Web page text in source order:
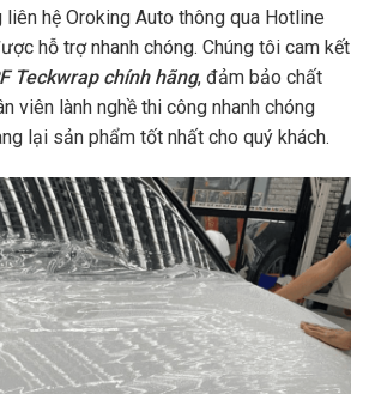
liên hệ Oroking Auto thông qua Hotline
hỗ trợ nhanh chóng. Chúng tôi cam kết
Teckwrap chính hãng, đảm bảo chất
viên lành nghề thi công nhanh chóng
lại sản phẩm tốt nhất cho quý khách.